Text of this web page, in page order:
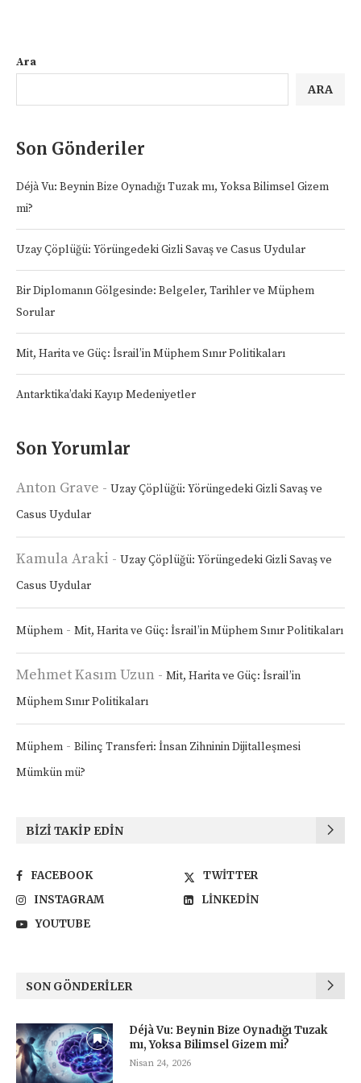
Ara
ARA
Son Gönderiler
Déjà Vu: Beynin Bize Oynadığı Tuzak mı, Yoksa Bilimsel Gizem
mi?
Uzay Çöplüğü: Yörüngedeki Gizli Savaş ve Casus Uydular
Bir Diplomanın Gölgesinde: Belgeler, Tarihler ve Müphem
Sorular
Mit, Harita ve Güç: İsrail’in Müphem Sınır Politikaları
Antarktika’daki Kayıp Medeniyetler
Son Yorumlar
Anton Grave - Uzay Çöplüğü: Yörüngedeki Gizli Savaş ve
Casus Uydular
Kamula Araki - Uzay Çöplüğü: Yörüngedeki Gizli Savaş ve
Casus Uydular
Müphem - Mit, Harita ve Güç: İsrail’in Müphem Sınır Politikaları
Mehmet Kasım Uzun - Mit, Harita ve Güç: İsrail’in
Müphem Sınır Politikaları
Müphem - Bilinç Transferi: İnsan Zihninin Dijitalleşmesi
Mümkün mü?
BIZI TAKIP EDIN
FACEBOOK
TWITTER
INSTAGRAM
LINKEDIN
YOUTUBE
SON GÖNDERILER
Déjà Vu: Beynin Bize Oynadığı Tuzak
mı, Yoksa Bilimsel Gizem mi?
Nisan 24, 2026